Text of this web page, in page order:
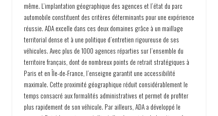
même. L’implantation géographique des agences et l’état du parc
automobile constituent des critères déterminants pour une expérience
réussie. ADA excelle dans ces deux domaines grâce à un maillage
territorial dense et à une politique d’entretien rigoureuse de ses
véhicules. Avec plus de 1000 agences réparties sur l’ensemble du
territoire français, dont de nombreux points de retrait stratégiques à
Paris et en Île-de-France, l’enseigne garantit une accessibilité
maximale. Cette proximité géographique réduit considérablement le
temps consacré aux formalités administratives et permet de profiter
plus rapidement de son véhicule. Par ailleurs, ADA a développé le